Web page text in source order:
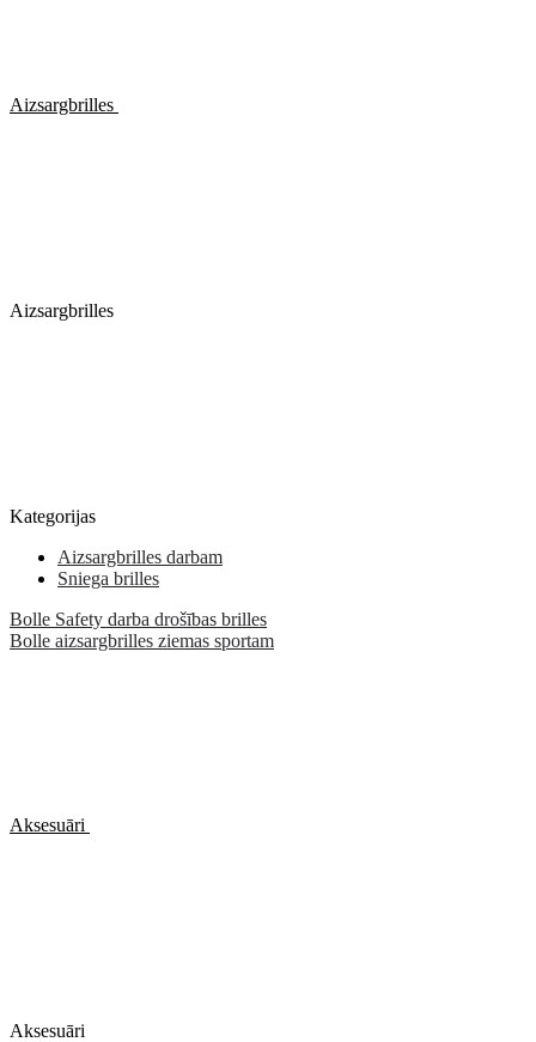
Aizsargbrilles
Aizsargbrilles
Kategorijas
Aizsargbrilles darbam
Sniega brilles
Bolle Safety darba drošības brilles
Bolle aizsargbrilles ziemas sportam
Aksesuāri
Aksesuāri